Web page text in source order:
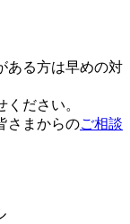
ある方は早めの対
ださい。
さまからのご相談